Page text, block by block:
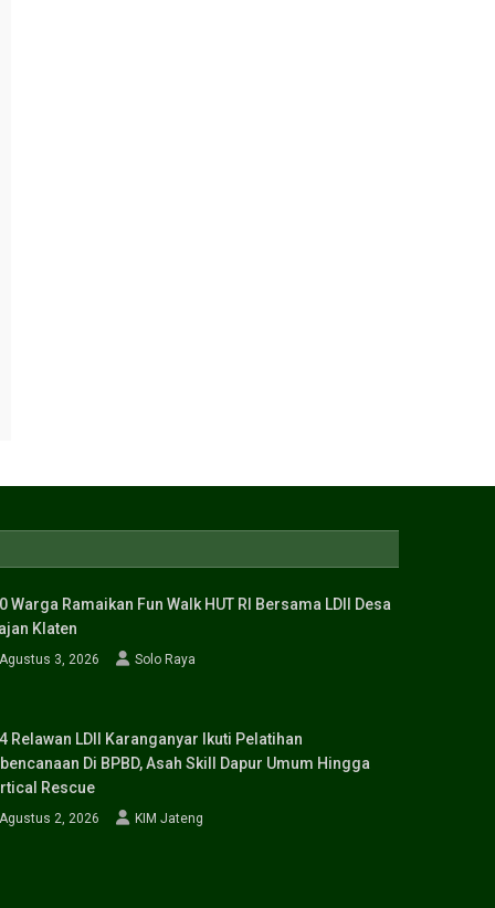
Warga Ramaikan Fun Walk HUT RI Bersama LDII Desa
Klaten
3, 2026 Solo Raya
Relawan LDII Karanganyar Ikuti Pelatihan
Di BPBD, Asah Skill Dapur Umum Hingga
Rescue
2, 2026 KIM Jateng